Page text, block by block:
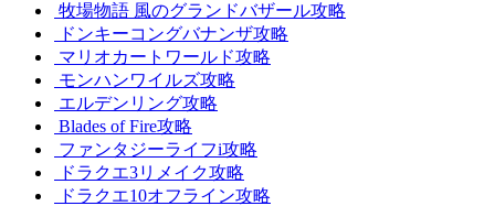
牧場物語 風のグランドバザール攻略
ドンキーコングバナンザ攻略
マリオカートワールド攻略
モンハンワイルズ攻略
エルデンリング攻略
Blades of Fire攻略
ファンタジーライフi攻略
ドラクエ3リメイク攻略
ドラクエ10オフライン攻略